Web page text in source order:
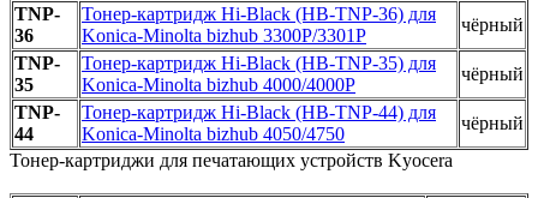
TNP-
36
Тонер-картридж Hi-Black (HB-TNP-36) для
Konica-Minolta bizhub 3300P/3301P
чёрный
TNP-
35
Тонер-картридж Hi-Black (HB-TNP-35) для
Konica-Minolta bizhub 4000/4000P
чёрный
TNP-
44
Тонер-картридж Hi-Black (HB-TNP-44) для
Konica-Minolta bizhub 4050/4750
чёрный
Тонер-картриджи для печатающих устройств Kyocera